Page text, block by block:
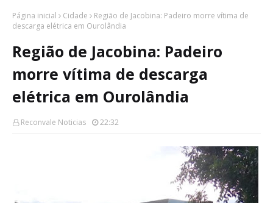
Página inicial Cidade
Região de Jacobina: Padeiro morre vítima de
descarga elétrica em Ourolândia
Região de Jacobina: Padeiro
morre vítima de descarga
elétrica em Ourolândia
Reconvale Noticias 22:32